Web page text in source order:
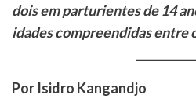
dois em parturientes de 14
idades compreendidas entre
Por Isidro Kangandjo